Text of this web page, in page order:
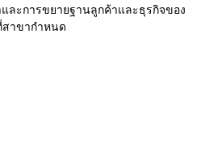
ละการขยายฐานลูกค้าและธุรกิจของ
สาขากำหนด